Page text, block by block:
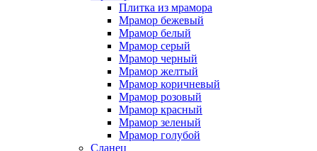
Плитка из мрамора
Мрамор бежевый
Мрамор белый
Мрамор серый
Мрамор черный
Мрамор желтый
Мрамор коричневый
Мрамор розовый
Мрамор красный
Мрамор зеленый
Мрамор голубой
Сланец